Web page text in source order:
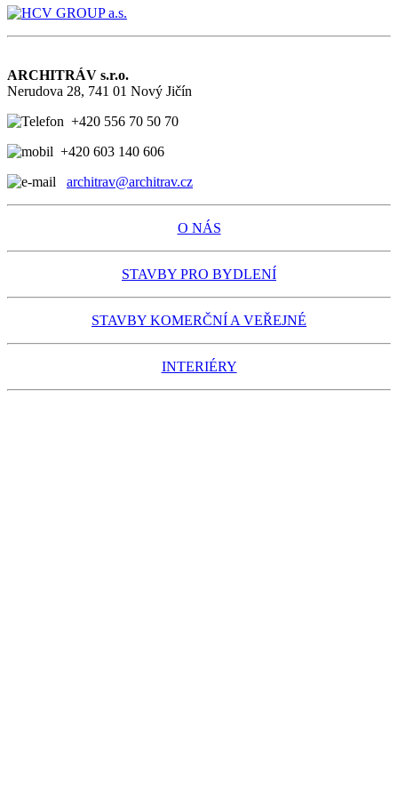
ARCHITRÁV s.r.o.
Nerudova 28, 741 01 Nový Jičín
+420 556 70 50 70
+420 603 140 606
architrav@architrav.cz
O NÁS
STAVBY PRO BYDLENÍ
STAVBY KOMERČNÍ A VEŘEJNÉ
INTERIÉRY